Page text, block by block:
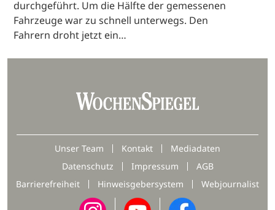
durchgeführt. Um die Hälfte der gemessenen
Fahrzeuge war zu schnell unterwegs. Den
Fahrern droht jetzt ein…
Unser Team Kontakt
Mediadaten
Datenschutz
Impressum
AGB
Barrierefreiheit
Hinweisgebersystem Webjournalist